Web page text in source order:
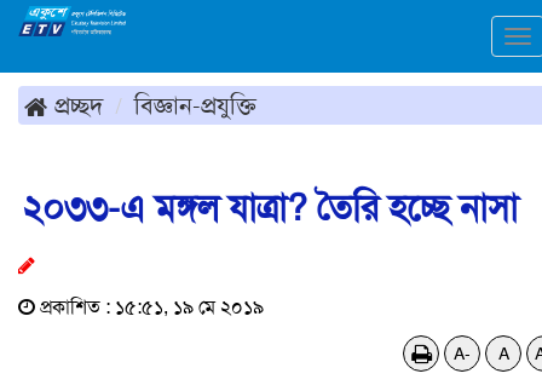
প্রচ্ছদ বিজ্ঞান-প্রযুক্তি
২০৩৩-এ মঙ্গল যাত্রা? তৈরি হচ্ছে নাসা
প্রকাশিত : ১৫:৫১, ১৯ মে ২০১৯
A- A